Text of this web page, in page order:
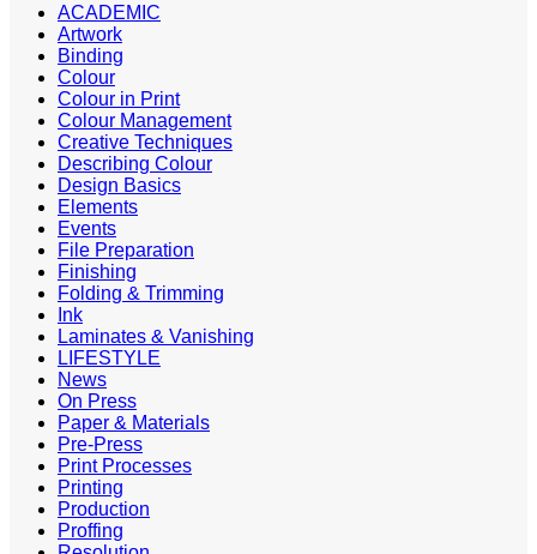
ACADEMIC
Artwork
Binding
Colour
Colour in Print
Colour Management
Creative Techniques
Describing Colour
Design Basics
Elements
Events
File Preparation
Finishing
Folding & Trimming
Ink
Laminates & Vanishing
LIFESTYLE
News
On Press
Paper & Materials
Pre-Press
Print Processes
Printing
Production
Proffing